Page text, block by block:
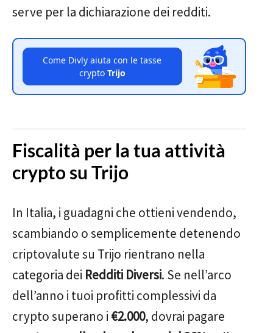
serve per la dichiarazione dei redditi.
Come Divly aiuta con le tasse
crypto Trijo
Fiscalità per la tua attività
crypto su Trijo
In Italia, i guadagni che ottieni vendendo,
scambiando o semplicemente detenendo
criptovalute su Trijo rientrano nella
categoria dei Redditi Diversi. Se nell’arco
dell’anno i tuoi profitti complessivi da
crypto superano i €2.000, dovrai pagare